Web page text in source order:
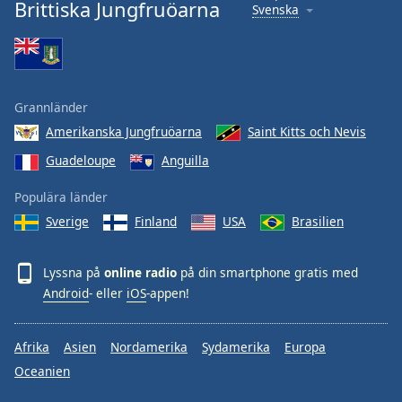
Brittiska Jungfruöarna
Svenska
Grannländer
Amerikanska Jungfruöarna
Saint Kitts och Nevis
Guadeloupe
Anguilla
Populära länder
Sverige
Finland USA Brasilien
Lyssna på online radio på din smartphone gratis med
Android- eller iOS-appen!
Afrika Asien Nordamerika Sydamerika
Europa
Oceanien